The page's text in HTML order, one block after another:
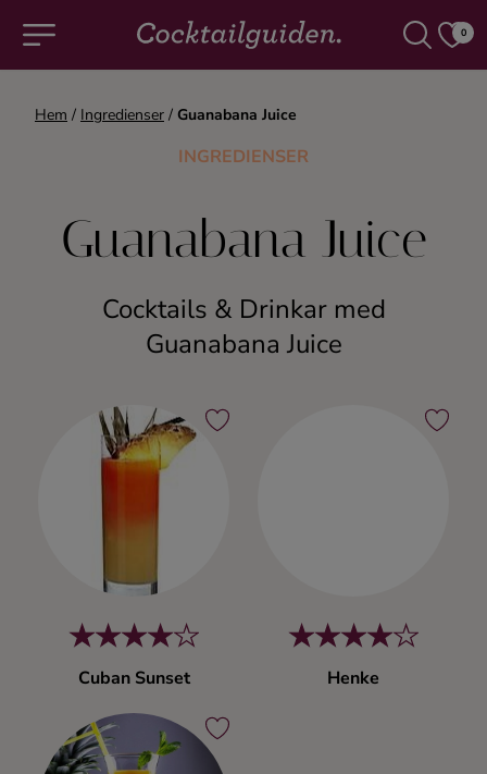
0
COCKTAILS & DRINKAR
Alkoholfritt
Champagne
Likör
Shots
Hem / Ingredienser / Guanabana Juice
INGREDIENSER
Guanabana Juice
Cocktails & Drinkar med
Guanabana Juice
Cuban Sunset Henke